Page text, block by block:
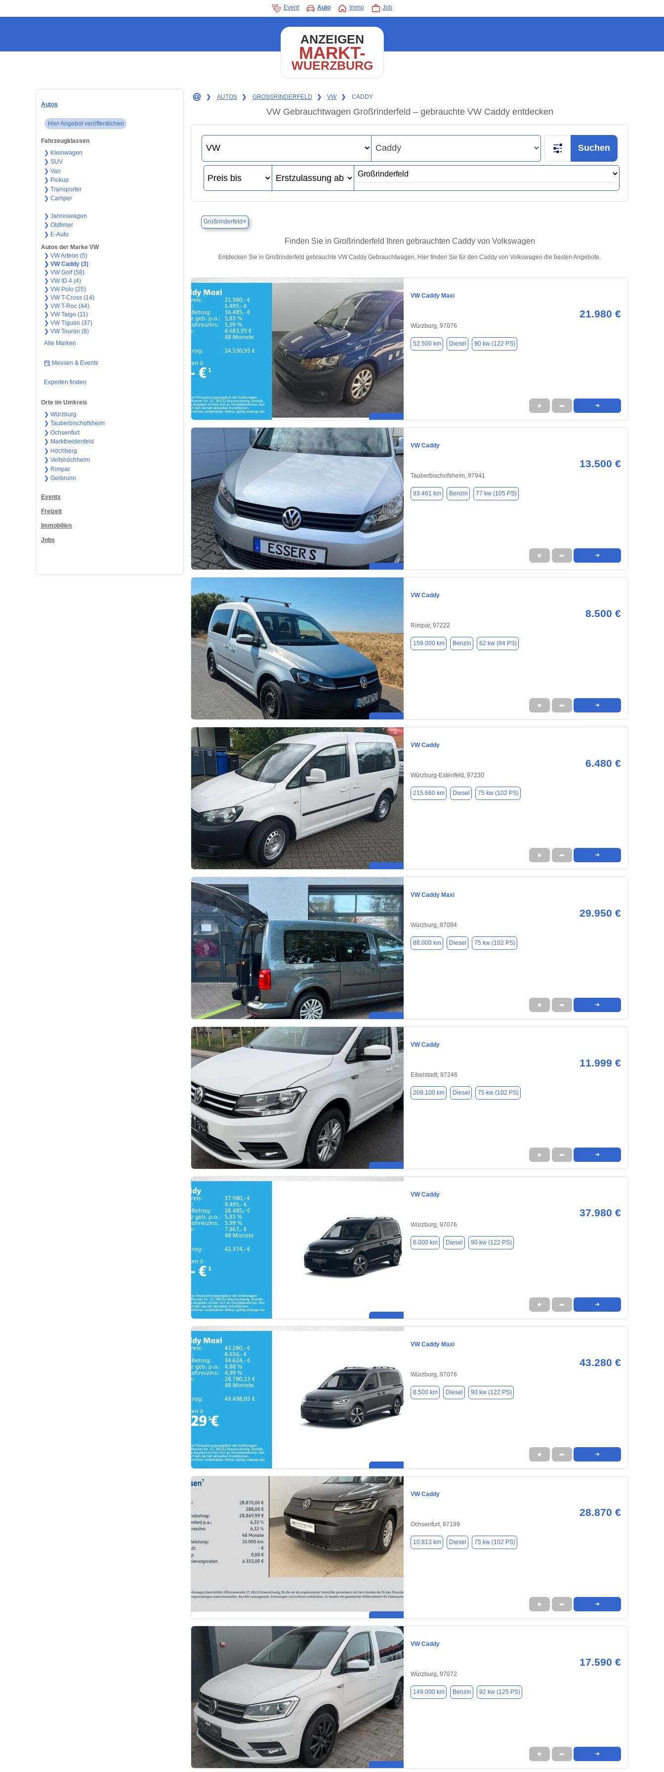
Event Auto Immo Job
ANZEIGEN
MARKT-
WUERZBURG
Autos
Hier Angebot veröffentlichen
Fahrzeugklassen
❯ Kleinwagen
❯ SUV
❯ Van
❯ Pickup
❯ Transporter
❯ Camper
❯ Jahreswagen
❯ Oldtimer
❯ E-Auto
Autos der Marke VW
❯ VW Arteon (5)
❯ VW Caddy (3)
❯ VW Golf (58)
❯ VW ID.4 (4)
❯ VW Polo (25)
❯ VW T-Cross (14)
❯ VW T-Roc (44)
❯ VW Taigo (11)
❯ VW Tiguan (37)
❯ VW Touran (8)
Alle Marken
Messen & Events
Experten finden
Orte im Umkreis
❯ Würzburg
❯ Tauberbischofsheim
❯ Ochsenfurt
❯ Marktheidenfeld
❯ Höchberg
❯ Veitshöchheim
❯ Rimpar
❯ Gerbrunn
Events
Freizeit
Immobilien
Jobs
❯ AUTOS ❯ GROSSRINDERFELD ❯ VW ❯ CADDY
VW Gebrauchtwagen Großrinderfeld – gebrauchte VW Caddy entdecken
Suchen
Großrinderfeld ×
Finden Sie in Großrinderfeld Ihren gebrauchten Caddy von Volkswagen
Entdecken Sie in Großrinderfeld gebrauchte VW Caddy Gebrauchtwagen. Hier finden Sie für den Caddy von Volkswagen die besten Angebote.
VW Caddy Maxi
21.980 €
Würzburg, 97076
52.500 km Diesel 90 kw (122 PS)
★ ➦ ➜
VW Caddy
13.500 €
Tauberbischofsheim, 97941
93.461 km Benzin 77 kw (105 PS)
★ ➦ ➜
VW Caddy
8.500 €
Rimpar, 97222
159.000 km Benzin 62 kw (84 PS)
★ ➦ ➜
VW Caddy
6.480 €
Würzburg-Estenfeld, 97230
215.660 km Diesel 75 kw (102 PS)
★ ➦ ➜
VW Caddy Maxi
29.950 €
Würzburg, 97084
88.000 km Diesel 75 kw (102 PS)
★ ➦ ➜
VW Caddy
11.999 €
Eibelstadt, 97246
209.100 km Diesel 75 kw (102 PS)
★ ➦ ➜
VW Caddy
37.980 €
Würzburg, 97076
6.000 km Diesel 90 kw (122 PS)
★ ➦ ➜
VW Caddy Maxi
43.280 €
Würzburg, 97076
8.500 km Diesel 90 kw (122 PS)
★ ➦ ➜
VW Caddy
28.870 €
Ochsenfurt, 97199
10.813 km Diesel 75 kw (102 PS)
★ ➦ ➜
VW Caddy
17.590 €
Würzburg, 97072
149.000 km Benzin 92 kw (125 PS)
★ ➦ ➜